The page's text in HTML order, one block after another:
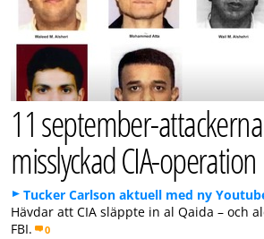
11 september-
misslyckad CIA-operation
Tucker Carlson aktuell med ny
Hävdar att CIA släppte in al Qaida – och
FBI.
0